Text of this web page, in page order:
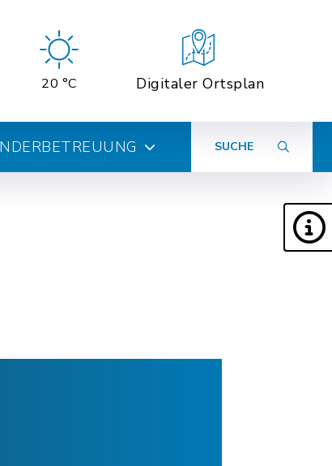
20 °C Digitaler Ortsplan
SUCHE